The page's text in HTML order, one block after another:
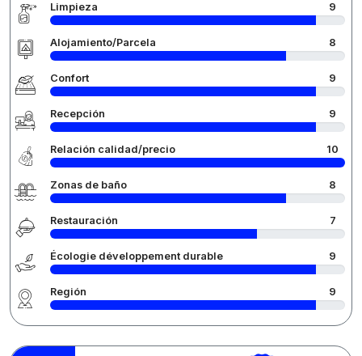
Limpieza 9
Alojamiento/Parcela 8
Confort 9
Recepción 9
Relación calidad/precio 10
Zonas de baño 8
Restauración 7
Écologie développement durable 9
Región 9